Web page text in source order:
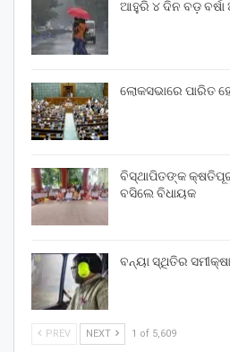
ଆହୁରି ୪ ଦିନ ବଡ଼
ଲୋକସଭାରେ ପାରିତ
ବିସ୍ଥାପିତଙ୍କ
ବସିଲେ ବିଧାୟକ
ବନ୍ୟା ସ୍ଥିତିର
PREV NEXT 1 of 5,609